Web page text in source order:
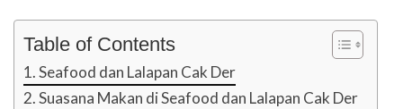
Table of Contents
Seafood dan Lalapan Cak Der
Suasana Makan di Seafood dan Lalapan Cak Der